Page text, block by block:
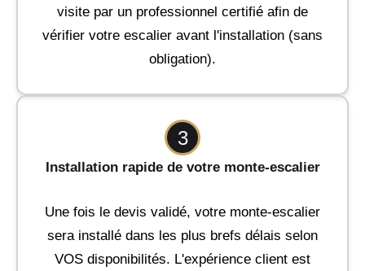
visite par un professionnel certifié afin de
vérifier votre escalier avant l'installation (sans
obligation).
3
Installation rapide de votre monte-escalier
Une fois le devis validé, votre monte-escalier
sera installé dans les plus brefs délais selon
VOS disponibilités. L'expérience client est